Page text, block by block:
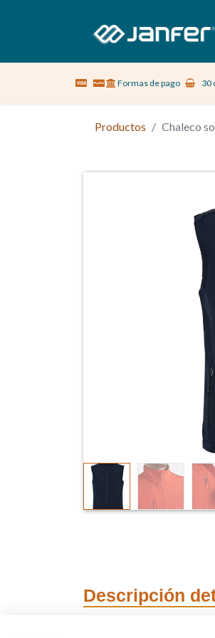
Sobre nosotros Vestuario
Formas de pago 30
Productos Chaleco
Descripción